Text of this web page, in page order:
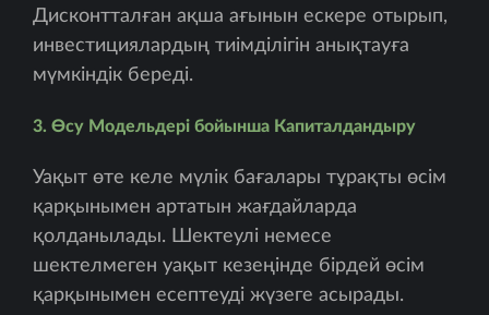
Дисконтталған ақша ағынын ескере отырып,
инвестициялардың тиімділігін анықтауға
мүмкіндік береді.
3. Өсу Модельдері бойынша Капиталдандыру
Уақыт өте келе мүлік бағалары тұрақты өсім
қарқынымен артатын жағдайларда
қолданылады. Шектеулі немесе
шектелмеген уақыт кезеңінде бірдей өсім
қарқынымен есептеуді жүзеге асырады.